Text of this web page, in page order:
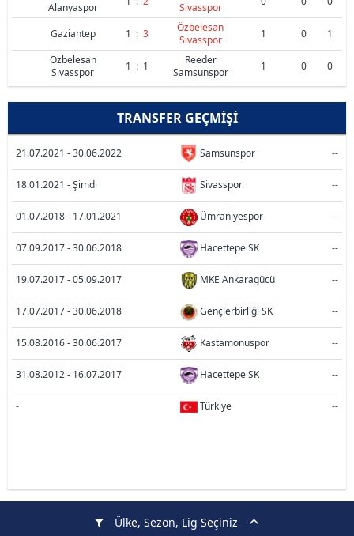
Ülke, Sezon, Lig Seçiniz
Alanyaspor
Sivasspor
Gaziantep 1 : 3
Özbelesan
Sivasspor
1 0
1
Özbelesan
Sivasspor
1 : 1
Reeder
Samsunspor
1 0 0
TRANSFER GEÇMIŞI
21.07.2021 - 30.06.2022 Samsunspor --
18.01.2021 - Şimdi Sivasspor --
01.07.2018 - 17.01.2021 Ümraniyespor --
07.09.2017 - 30.06.2018 Hacettepe SK --
19.07.2017 - 05.09.2017 MKE Ankaragücü --
17.07.2017 - 30.06.2018 Gençlerbirliği SK --
15.08.2016 - 30.06.2017 Kastamonuspor --
31.08.2012 - 16.07.2017 Hacettepe SK --
- Türkiye --